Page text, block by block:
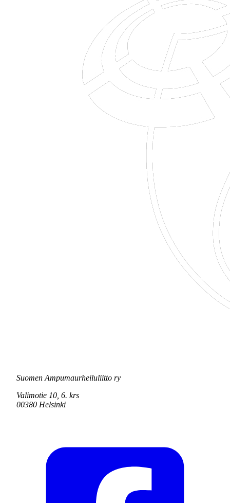
Suomen Ampumaurheiluliitto ry
Valimotie 10, 6. krs
00380 Helsinki